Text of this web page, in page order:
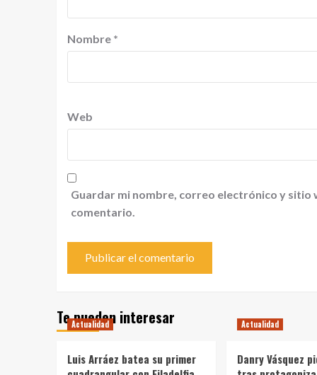
Nombre *
Web
Guardar mi nombre, correo electrónico y sitio
comentario.
Te pueden interesar
Actualidad
Luis Arráez batea su primer
Actualidad
Danry Vásquez